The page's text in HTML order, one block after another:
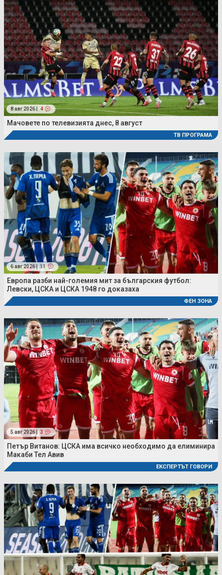
8 авг 2026 | 4
Мачовете по телевизията днес, 8 август
ТВ ПРОГРАМА
6 авг 2026 | 11
Европа разби най-големия мит за българския футбол:
Левски, ЦСКА и ЦСКА 1948 го доказаха
ФЕН ЗОНА
5 авг 2026 | 3
Петър Витанов: ЦСКА има всичко необходимо да елиминира
Макаби Тел Авив
ЕКСПЕРТЪТ ГОВОРИ